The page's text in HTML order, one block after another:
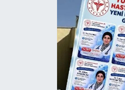
Politika
Resmi İlanlar